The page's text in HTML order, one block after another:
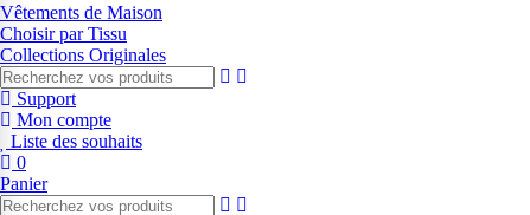
Vêtements de Maison
Choisir par Tissu
Collections Originales
Support
Mon compte
Liste des souhaits
0
Panier